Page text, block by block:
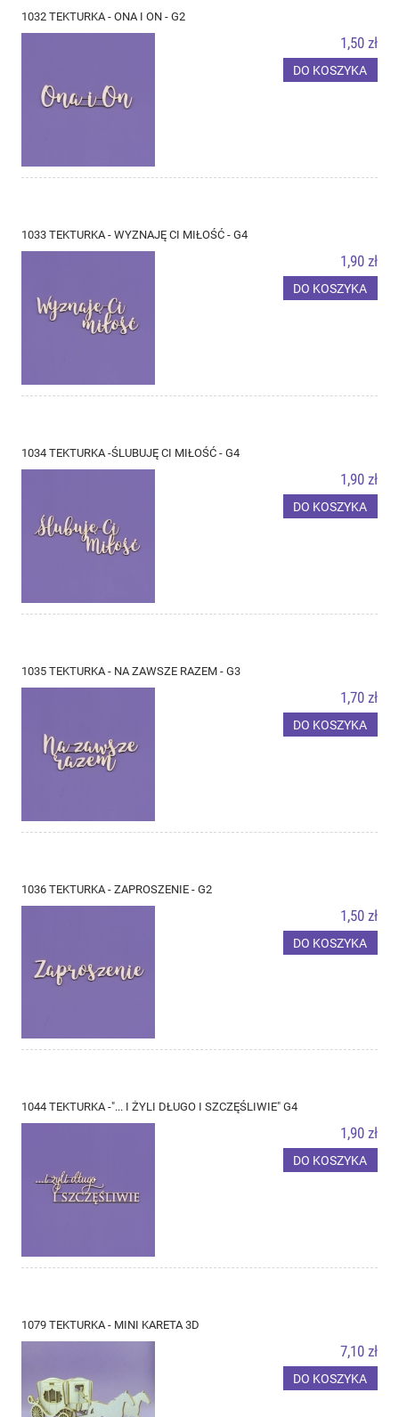
1032 TEKTURKA - ONA I ON - G2
1,50 zł
DO KOSZYKA
1033 TEKTURKA - WYZNAJĘ CI MIŁOŚĆ - G4
1,90 zł
DO KOSZYKA
1034 TEKTURKA -ŚLUBUJĘ CI MIŁOŚĆ - G4
1,90 zł
DO KOSZYKA
1035 TEKTURKA - NA ZAWSZE RAZEM - G3
1,70 zł
DO KOSZYKA
1036 TEKTURKA - ZAPROSZENIE - G2
1,50 zł
DO KOSZYKA
1044 TEKTURKA -"... I ŻYLI DŁUGO I SZCZĘŚLIWIE" G4
1,90 zł
DO KOSZYKA
1079 TEKTURKA - MINI KARETA 3D
7,10 zł
DO KOSZYKA